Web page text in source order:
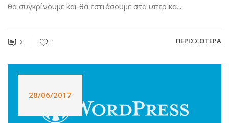
θα συγκρίνουμε και θα εστιάσουμε στα υπερ κα...
0 1 ΠΕΡΙΣΣΌΤΕΡΑ
28/06/2017